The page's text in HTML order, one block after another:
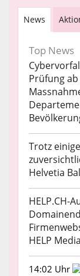
News
Top News
Prüfung
Trotz
Helvetia
HELP.CH-
HELP
14:02 Uhr